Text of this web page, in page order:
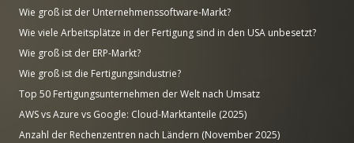
Wie groß ist der Unternehmenssoftware-Markt?
Wie viele Arbeitsplätze in der Fertigung sind in den USA unbesetzt?
Wie groß ist der ERP-Markt?
Wie groß ist die Fertigungsindustrie?
Top 50 Fertigungsunternehmen der Welt nach Umsatz
AWS vs Azure vs Google: Cloud-Marktanteile (2025)
Anzahl der Rechenzentren nach Ländern (November 2025)